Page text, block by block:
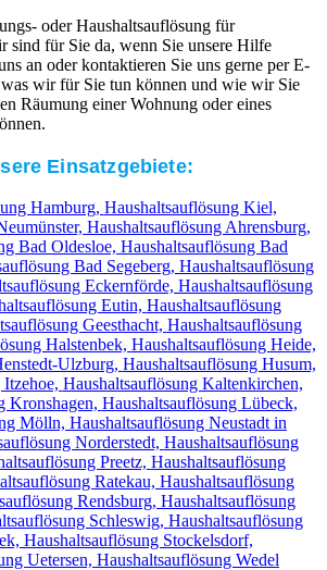
oder Haushaltsauflösung für
sind für Sie da, wenn Sie unsere Hilfe
an oder kontaktieren Sie uns gerne per E-
wir für Sie tun können und wie wir Sie
Räumung einer Wohnung oder eines
Einsatzgebiete:
Hamburg, Haushaltsauflösung Kiel,
Haushaltsauflösung Ahrensburg,
Bad Oldesloe, Haushaltsauflösung Bad
Bad Segeberg, Haushaltsauflösung
Eckernförde, Haushaltsauflösung
Eutin, Haushaltsauflösung
Geesthacht, Haushaltsauflösung
Halstenbek, Haushaltsauflösung Heide,
Ulzburg, Haushaltsauflösung Husum,
Haushaltsauflösung Kaltenkirchen,
Kronshagen, Haushaltsauflösung Lübeck,
Mölln, Haushaltsauflösung Neustadt in
Norderstedt, Haushaltsauflösung
Preetz, Haushaltsauflösung
Ratekau, Haushaltsauflösung
Rendsburg, Haushaltsauflösung
Schleswig, Haushaltsauflösung
Haushaltsauflösung Stockelsdorf,
Uetersen, Haushaltsauflösung Wedel